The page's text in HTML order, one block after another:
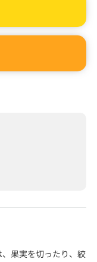
果実を切ったり、絞